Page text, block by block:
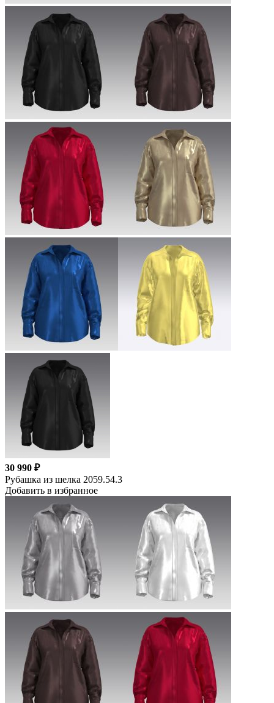
30 990 ₽
Рубашка из шелка 2059.54.3
Добавить в избранное